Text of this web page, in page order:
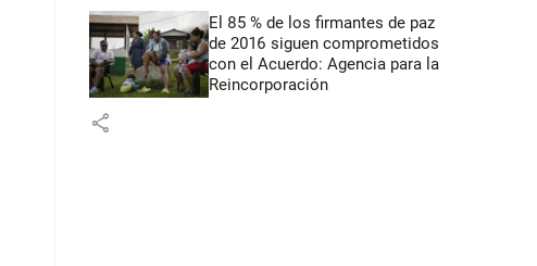
El 85 % de los firmantes de paz
de 2016 siguen comprometidos
con el Acuerdo: Agencia para la
Reincorporación
share